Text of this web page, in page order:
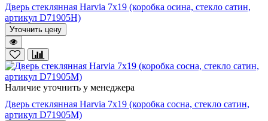
Дверь стеклянная Harvia 7х19 (коробка осина, стекло сатин,
артикул D71905H)
Уточнить цену
Наличие уточнить у менеджера
Дверь стеклянная Harvia 7х19 (коробка сосна, стекло сатин,
артикул D71905M)